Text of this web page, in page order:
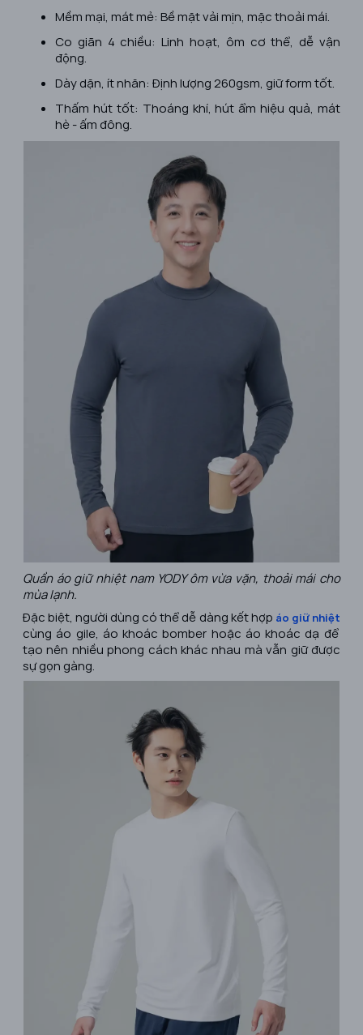
Mềm mại, mát mẻ: Bề mặt vải mịn, mặc thoải mái.
Co giãn 4 chiều: Linh hoạt, ôm cơ thể, dễ vận
động.
Dày dặn, ít nhăn: Định lượng 260gsm, giữ form tốt.
Thấm hút tốt: Thoáng khí, hút ẩm hiệu quả, mát
hè - ấm đông.
Quần áo giữ nhiệt nam YODY ôm vừa vặn, thoải mái cho
mùa lạnh.
Đặc biệt, người dùng có thể dễ dàng kết hợp áo giữ nhiệt
cùng áo gile, áo khoác bomber hoặc áo khoác dạ để
tạo nên nhiều phong cách khác nhau mà vẫn giữ được
sự gọn gàng.